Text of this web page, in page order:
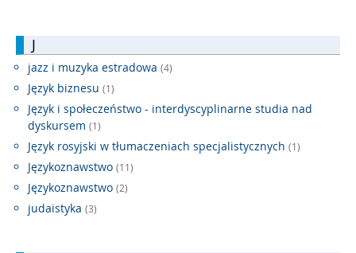
J
jazz i muzyka estradowa (4)
Język biznesu (1)
Język i społeczeństwo - interdyscyplinarne studia nad
dyskursem (1)
Język rosyjski w tłumaczeniach specjalistycznych (1)
Językoznawstwo (11)
Językoznawstwo (2)
judaistyka (3)